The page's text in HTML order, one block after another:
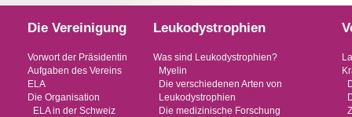
Die Vereinigung
Vorwort der Präsidentin
Aufgaben des Vereins
ELA
Die Organisation
ELA in der Schweiz
Leukodystrophien
Was sind Leukodystrophien?
Myelin
Die verschiedenen Arten von
Leukodystrophien
Die medizinische Forschung